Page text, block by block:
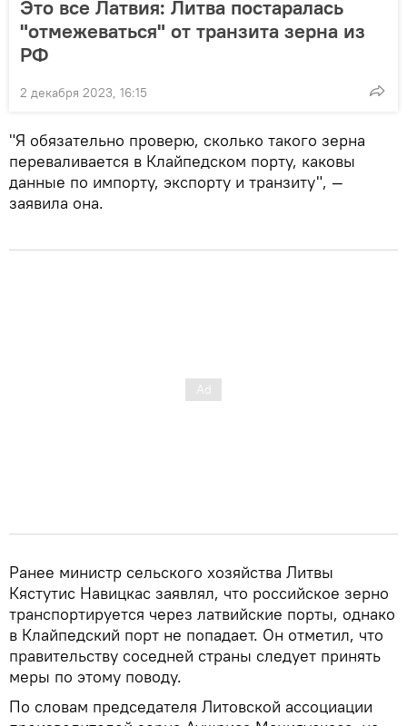
Это все Латвия: Литва постаралась
"отмежеваться" от транзита зерна из
РФ
2 декабря 2023, 16:15
"Я обязательно проверю, сколько такого зерна
переваливается в Клайпедском порту, каковы
данные по импорту, экспорту и транзиту", —
заявила она.
Ранее министр сельского хозяйства Литвы
Кястутис Навицкас заявлял, что российское зерно
транспортируется через латвийские порты, однако
в Клайпедский порт не попадает. Он отметил, что
правительству соседней страны следует принять
меры по этому поводу.
По словам председателя Литовской ассоциации